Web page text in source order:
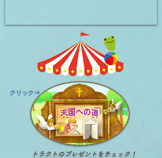
​クリック⇒
トラクトのプレゼントをチェック！